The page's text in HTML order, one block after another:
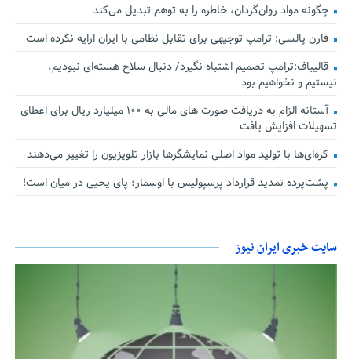
چگونه مواد روان‌گردان، خاطره را به توهم تبدیل می‌کند
فارن پالسی: ترامپ توجیهی برای تقابل نظامی با ایران ارایه نکرده است
قالیباف:ترامپ تصمیم اشتباه نگیرد/ دنبال سلاح هسته‌ای نبودیم،
نیستیم و نخواهیم بود
آستانه الزام به دریافت صورت های مالی به ۱۰۰ میلیارد ریال برای اعطای
تسهیلات افزایش یافت
کره‌ای‌ها با تولید مواد اصلی نمایشگرها بازار تلویزیون را تغییر می‌دهند
پشت‌پرده تمدید قرارداد پرسپولیس با اوسمار؛ پای یحیی در میان است!
سایت خبری ایران نیوز